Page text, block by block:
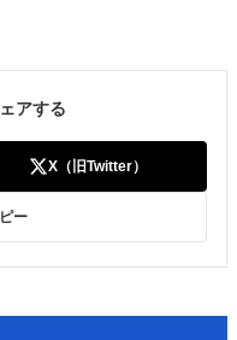
アする
X（旧Twitter）
ー